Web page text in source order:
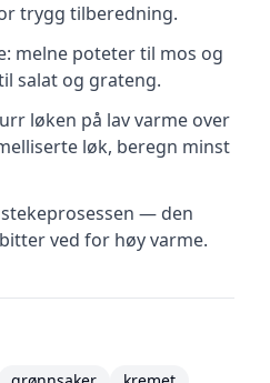
trygg tilberedning.
melne poteter til mos og
salat og grateng.
løken på lav varme over
løk, beregn minst
— den
ved for høy varme.